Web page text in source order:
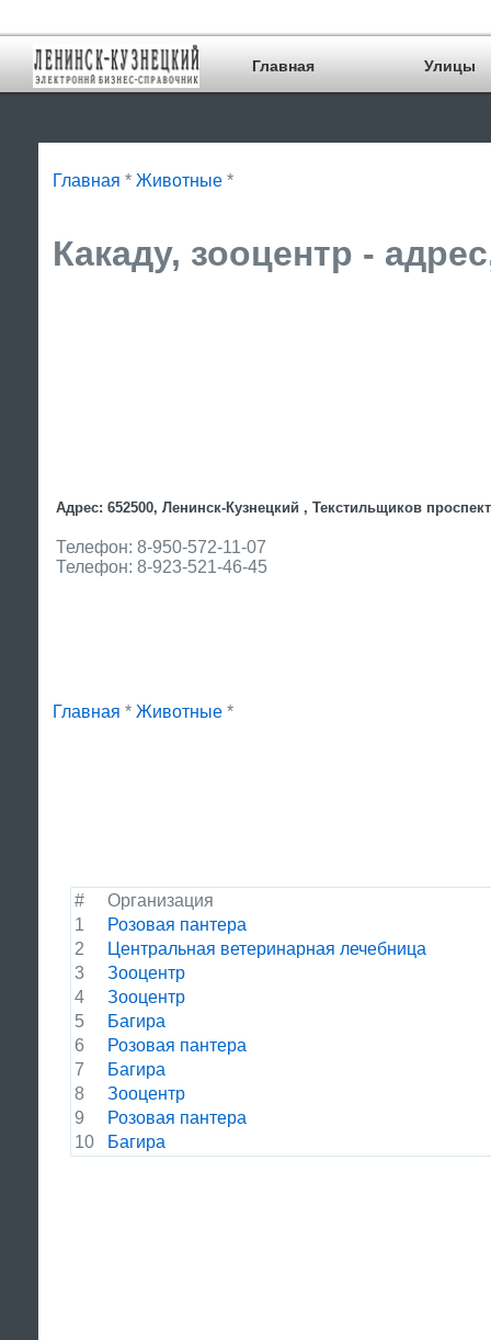
Главная Улицы
Главная * Животные *
Какаду, зооцентр -
Адрес: 652500, Ленинск-Кузнецкий , Текстильщиков
Телефон: 8-950-572-11-07
Телефон: 8-923-521-46-45
Главная * Животные *
#
Организация
1
Розовая пантера
2
Центральная ветеринарная лечебница
3
Зооцентр
4
Зооцентр
5
Багира
6
Розовая пантера
7
Багира
8
Зооцентр
9
Розовая пантера
10
Багира